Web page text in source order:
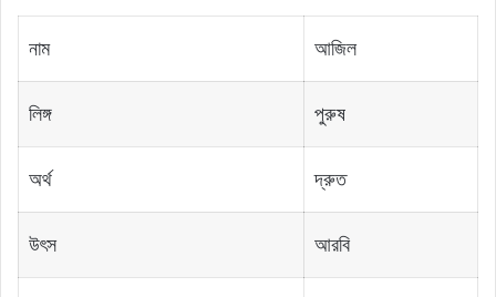
নাম আজিল
লিঙ্গ পুরুষ
অর্থ দ্রুত
উৎস আরবি